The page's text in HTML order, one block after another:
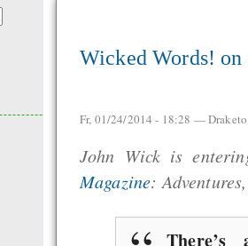
Wicked Words! on
Fr, 01/24/2014 - 18:28 —Draketo
John Wick is
Magazine: